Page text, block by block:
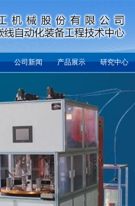
公司新闻 产品展示 研究中心